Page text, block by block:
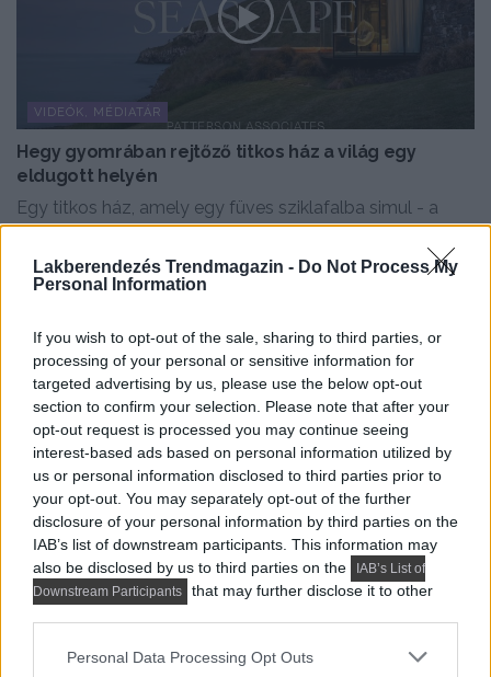
Lakberendezés Trendmagazin - Do Not Process My
Personal Information
If you wish to opt-out of the sale, sharing to third parties, or
processing of your personal or sensitive information for
targeted advertising by us, please use the below opt-out
section to confirm your selection. Please note that after your
opt-out request is processed you may continue seeing
interest-based ads based on personal information utilized by
us or personal information disclosed to third parties prior to
your opt-out. You may separately opt-out of the further
disclosure of your personal information by third parties on the
IAB’s list of downstream participants. This information may
also be disclosed by us to third parties on the
IAB’s List of
Downstream Participants
that may further disclose it to other
Please note that this website/app uses one or more Google
Personal Data Processing Opt Outs
VIDEÓK, MÉDIATÁR
Hegy gyomrában rejtőző titkos ház a világ egy
eldugott helyén
Egy titkos ház, amely egy füves sziklafalba simul - a
VIDEÓK, MÉDIATÁR
Modern skandináv családi ház – házbejárás |
Építészet és Design
Ezúttal a ZROBIM Architects építésziroda egyik